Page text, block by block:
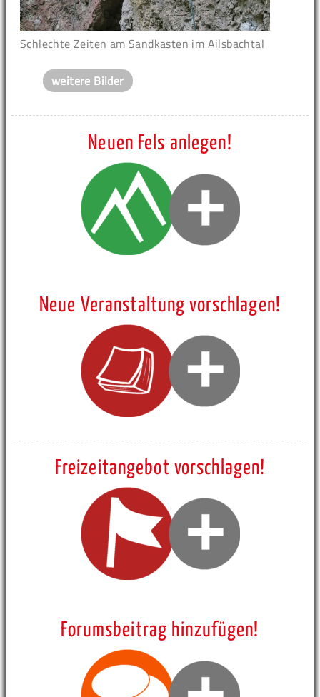
Schlechte Zeiten am Sandkasten im Ailsbachtal
weitere Bilder
Neuen Fels anlegen!
Neue Veranstaltung vorschlagen!
Freizeitangebot vorschlagen!
Forumsbeitrag hinzufügen!